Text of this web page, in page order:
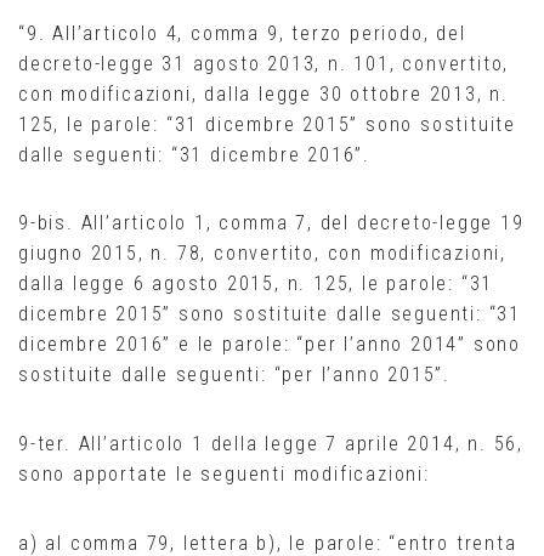
“9. All’articolo 4, comma 9, terzo periodo, del
decreto-legge 31 agosto 2013, n. 101, convertito,
con modificazioni, dalla legge 30 ottobre 2013, n.
125, le parole: “31 dicembre 2015” sono sostituite
dalle seguenti: “31 dicembre 2016”.
9-bis. All’articolo 1, comma 7, del decreto-legge 19
giugno 2015, n. 78, convertito, con modificazioni,
dalla legge 6 agosto 2015, n. 125, le parole: “31
dicembre 2015” sono sostituite dalle seguenti: “31
dicembre 2016” e le parole: “per l’anno 2014” sono
sostituite dalle seguenti: “per l’anno 2015”.
9-ter. All’articolo 1 della legge 7 aprile 2014, n. 56,
sono apportate le seguenti modificazioni:
a) al comma 79, lettera b), le parole: “entro trenta